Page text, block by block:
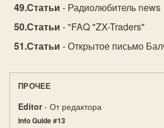
Статьи - Радиолюбитель news
Статьи - "FAQ "ZX-Traders"
Статьи - Открытое письмо
ПРОЧЕЕ
Editor- От редактора
Info Guide #13